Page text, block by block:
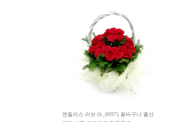
엔들리스 러브 (b_0097) 꽃바구니 출산